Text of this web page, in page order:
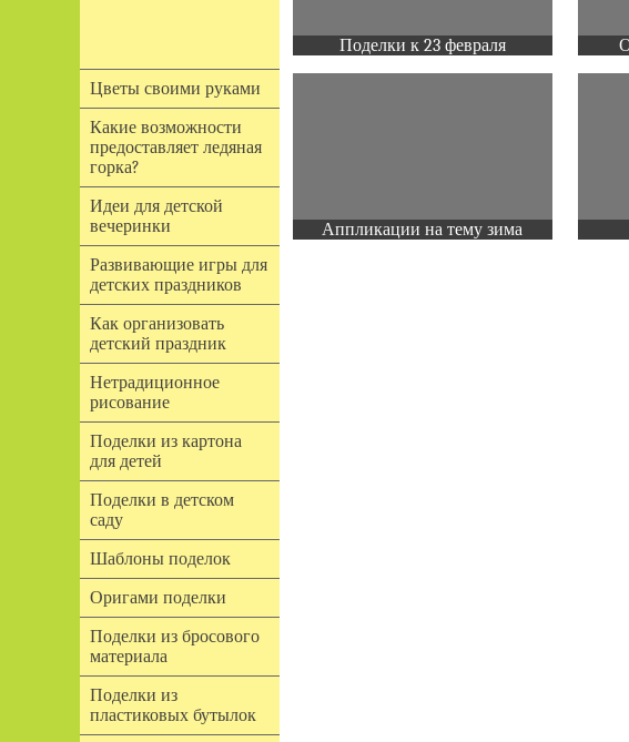
Цветы своими руками
Какие возможности
предоставляет ледяная
горка?
Идеи для детской
вечеринки
Развивающие игры для
детских праздников
Как организовать
детский праздник
Нетрадиционное
рисование
Поделки из картона
для детей
Поделки в детском
саду
Шаблоны поделок
Оригами поделки
Поделки из бросового
материала
Поделки из
пластиковых бутылок
Поделки к 23 февраля
Аппликации на тему зима